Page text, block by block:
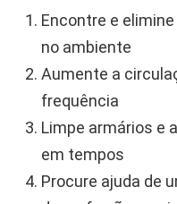
Encontre e
no ambiente
Aumente a
frequência
Limpe armários e
em tempos
Procure ajuda de